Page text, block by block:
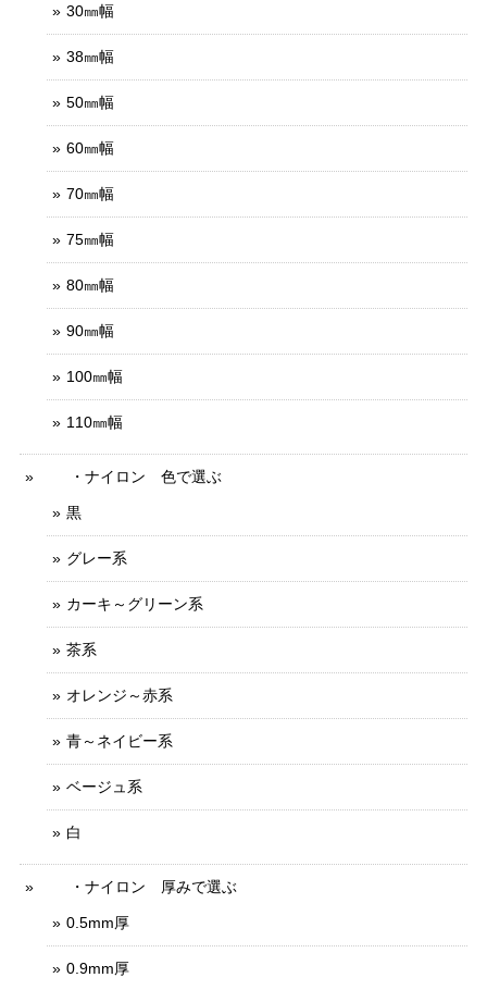
30㎜幅
38㎜幅
50㎜幅
60㎜幅
70㎜幅
75㎜幅
80㎜幅
90㎜幅
100㎜幅
110㎜幅
・ナイロン 色で選ぶ
黒
グレー系
カーキ～グリーン系
茶系
オレンジ～赤系
青～ネイビー系
ベージュ系
白
・ナイロン 厚みで選ぶ
0.5mm厚
0.9mm厚